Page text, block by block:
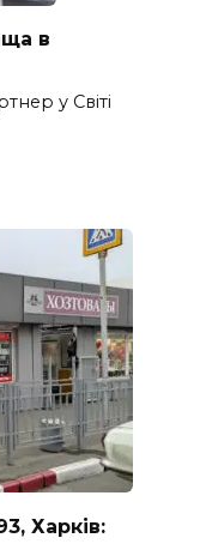
в
у Світі
Харків: